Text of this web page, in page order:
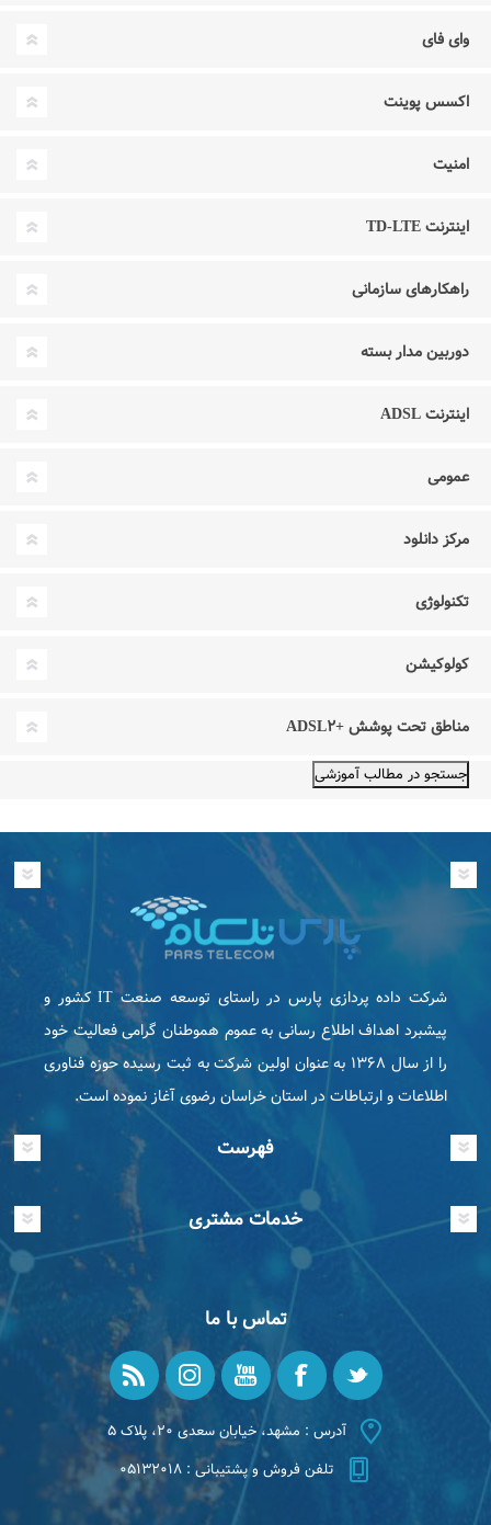
وای فای
اکسس پوینت
امنیت
اینترنت TD-LTE
راهکارهای سازمانی
دوربین مدار بسته
اینترنت ADSL
عمومی
مرکز دانلود
تکنولوژی
کولوکیشن
مناطق تحت پوشش +ADSL۲
شرکت داده پردازی پارس در راستای توسعه صنعت IT كشور و
پیشبرد اهداف اطلاع رسانی به عموم هموطنان گرامی فعاليت خود
را از سال ۱۳۶۸ به عنوان اولین شرکت به ثبت رسیده حوزه فناوری
اطلاعات و ارتباطات در استان خراسان رضوی آغاز نموده است.
فهرست
خدمات مشتری
تماس با ما
آدرس : مشهد، خیابان سعدی ۲۰، پلاک ۵
تلفن فروش و پشتیبانی : ۰۵۱۳۲۰۱۸